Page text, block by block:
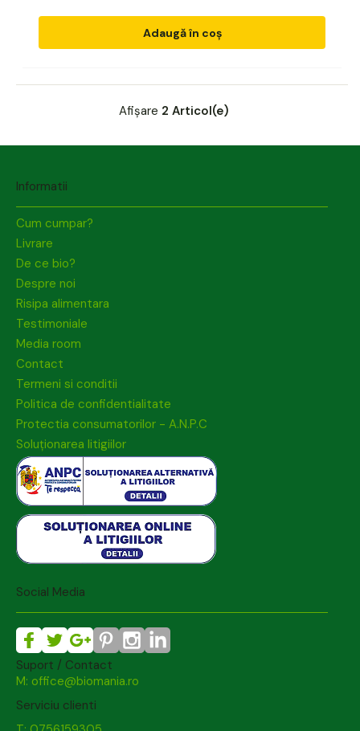
Adaugă în coș
Afișare 2 Articol(e)
Informatii
Cum cumpar?
Livrare
De ce bio?
Despre noi
Risipa alimentara
Testimoniale
Media room
Contact
Termeni si conditii
Politica de confidentialitate
Protectia consumatorilor - A.N.P.C
Soluționarea litigiilor
Social Media
Suport / Contact
M: office@biomania.ro
Serviciu clienti